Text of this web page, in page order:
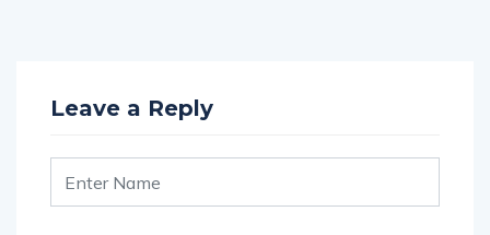
Leave a Reply